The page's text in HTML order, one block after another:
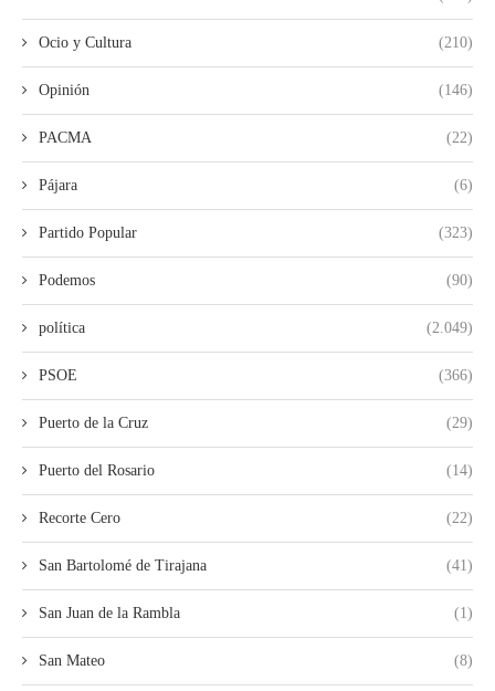
Ocio y Cultura (210)
Opinión (146)
PACMA (22)
Pájara (6)
Partido Popular (323)
Podemos (90)
política (2.049)
PSOE (366)
Puerto de la Cruz (29)
Puerto del Rosario (14)
Recorte Cero (22)
San Bartolomé de Tirajana (41)
San Juan de la Rambla (1)
San Mateo (8)